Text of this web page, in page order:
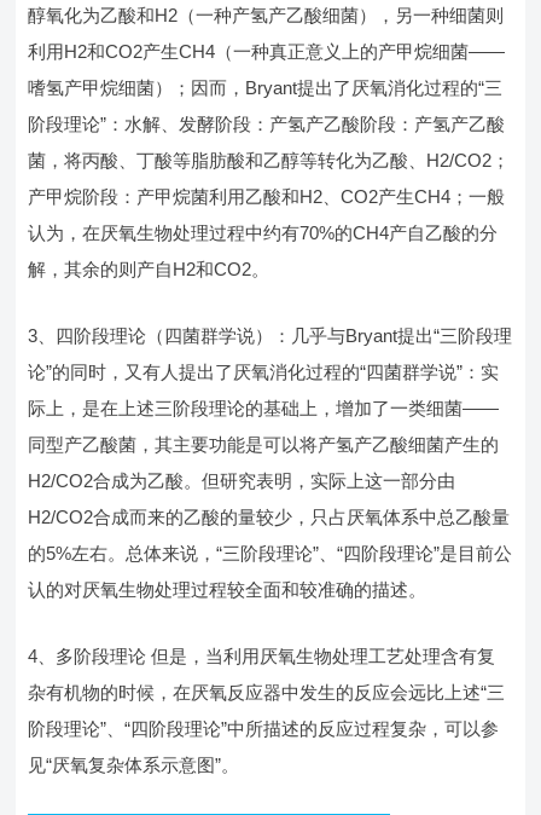
醇氧化为乙酸和H2（一种产氢产乙酸细菌），另一种细菌则
利用H2和CO2产生CH4（一种真正意义上的产甲烷细菌——
嗜氢产甲烷细菌）；因而，Bryant提出了厌氧消化过程的“三
阶段理论”：水解、发酵阶段：产氢产乙酸阶段：产氢产乙酸
菌，将丙酸、丁酸等脂肪酸和乙醇等转化为乙酸、H2/CO2；
产甲烷阶段：产甲烷菌利用乙酸和H2、CO2产生CH4；一般
认为，在厌氧生物处理过程中约有70%的CH4产自乙酸的分
解，其余的则产自H2和CO2。
3、四阶段理论（四菌群学说）：几乎与Bryant提出“三阶段理
论”的同时，又有人提出了厌氧消化过程的“四菌群学说”：实
际上，是在上述三阶段理论的基础上，增加了一类细菌——
同型产乙酸菌，其主要功能是可以将产氢产乙酸细菌产生的
H2/CO2合成为乙酸。但研究表明，实际上这一部分由
H2/CO2合成而来的乙酸的量较少，只占厌氧体系中总乙酸量
的5%左右。总体来说，“三阶段理论”、“四阶段理论”是目前公
认的对厌氧生物处理过程较全面和较准确的描述。
4、多阶段理论 但是，当利用厌氧生物处理工艺处理含有复
杂有机物的时候，在厌氧反应器中发生的反应会远比上述“三
阶段理论”、“四阶段理论”中所描述的反应过程复杂，可以参
见“厌氧复杂体系示意图”。